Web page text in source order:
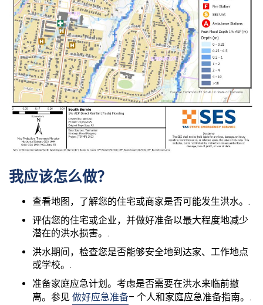
我应该怎么做？
查看地图，了解您的住宅或商家是否可能发生洪水。.
评估您的住宅或企业，并做好准备以最大程度地减少
潜在的洪水损害。.
洪水期间，检查您是否能够安全地到达家、工作地点
或学校。.
准备家庭应急计划。考虑是否需要在洪水来临前撤
离。参见 做好应急准备– 个人和家庭应急准备指南。.